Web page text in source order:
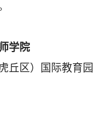
学院
区）国际教育园